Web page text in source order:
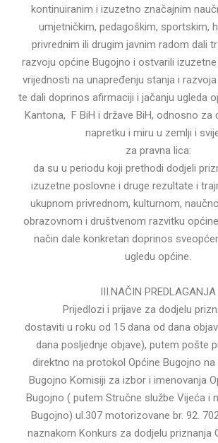
kontinuiranim i izuzetno značajnim
umjetničkim, pedagoškim, sportskim,
privrednim ili drugim javnim radom dali
razvoju općine Bugojno i ostvarili
vrijednosti na unapređenju stanja i
te dali doprinos afirmaciji i jačanju ugleda
Kantona, F BiH i države BiH, odnosno za
napretku i miru u zemlji i
za pravna lica:
da su u periodu koji prethodi dodjeli
izuzetne poslovne i druge rezultate i
ukupnom privrednom, kulturnom,
obrazovnom i društvenom razvitku
način dale konkretan doprinos
ugledu općine.
III.NAČIN PREDLAGANJA
Prijedlozi i prijave za dodjelu
dostaviti u roku od 15 dana od dana
dana posljednje objave), putem pošte
direktno na protokol Općine Bugojno na
Bugojno Komisiji za izbor i imenovanja
Bugojno ( putem Stručne službe Vijeća i
Bugojno) ul.307 motorizovane br. 92.
naznakom Konkurs za dodjelu priznanja